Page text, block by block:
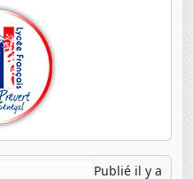
Publié il y a